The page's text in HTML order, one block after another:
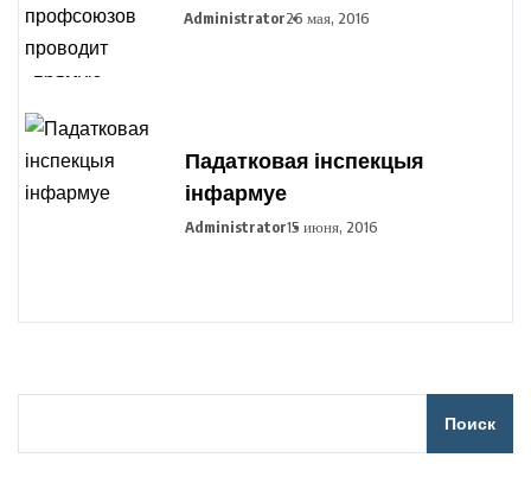
проводит «прямую
Administrator26 мая, 2016
Падатковая інспекцыя
інфармуе
Administrator15 июня, 2016
Поиск